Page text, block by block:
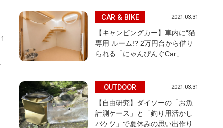
CAR & BIKE 2021.03.31
【キャンピングカー】車内に“猫
専用”ルーム!? 2万円台から借り
られる「にゃんぴんぐCar」
OUTDOOR 2021.03.31
【自由研究】ダイソーの「お魚
計測ケース」と「釣り用活かし
バケツ」で夏休みの思い出作り